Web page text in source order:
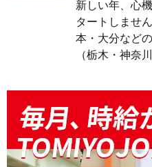
新しい年、心
タートしませ
本・大分など
（栃木・神奈